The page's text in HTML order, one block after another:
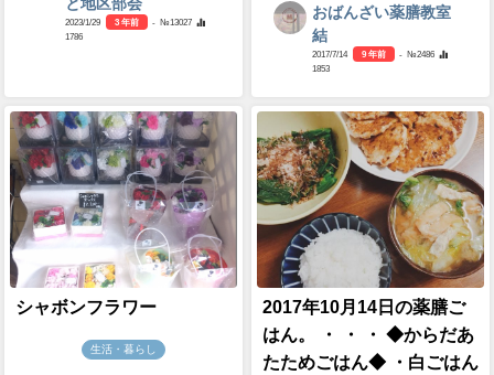
と地区部会
2023/1/29 3 年前
- №13027
1786
おばんざい薬膳教室
結
2017/7/14 9 年前
- №2486
1853
シャボンフラワー
生活・暮らし
2017年10月14日の薬膳ご
はん。 ・ ・ ・ ◆からだあ
たためごはん◆ ・白ごはん